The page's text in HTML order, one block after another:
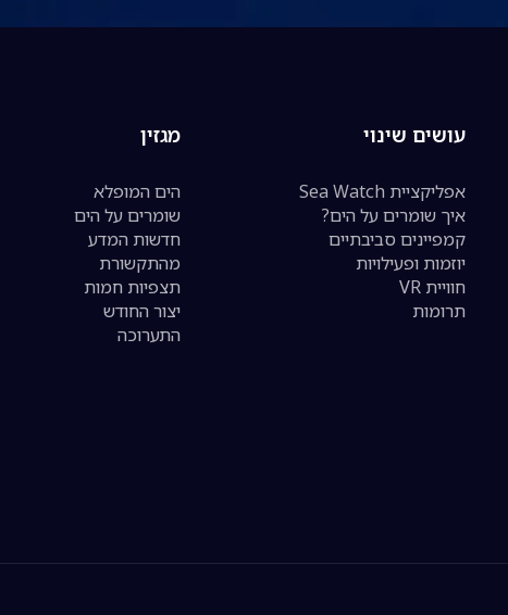
עושים שינוי
אפליקציית Sea Watch
איך שומרים על הים?
קמפיינים סביבתיים
יוזמות ופעילויות
חוויית VR
תרומות
מגזין
הים המופלא
שומרים על הים
חדשות המדע
מהתקשורת
תצפיות חמות
יצור החודש
התערוכה